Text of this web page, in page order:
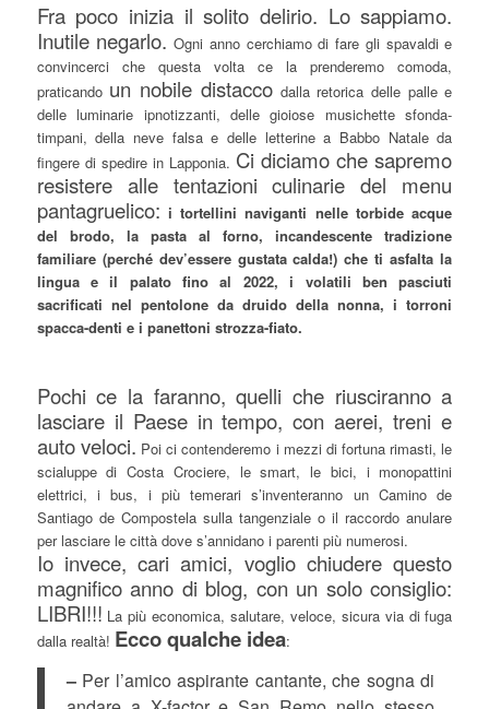
Fra poco inizia il solito delirio. Lo sappiamo.
Inutile negarlo. Ogni anno cerchiamo di fare gli spavaldi e
convincerci che questa volta ce la prenderemo comoda,
praticando un nobile distaccodalla retorica delle palle e
delle luminarie ipnotizzanti, delle gioiose musichette sfonda-
timpani, della neve falsa e delle letterine a Babbo Natale da
fingere di spedire in Lapponia. Ci diciamo che sapremo
resistere alle tentazioni culinarie del menu
pantagruelico: i tortellini naviganti nelle torbide acque
del brodo, la pasta al forno, incandescente tradizione
familiare (perché dev’essere gustata calda!) che ti asfalta la
lingua e il palato fino al 2022, i volatili ben pasciuti
sacrificati nel pentolone da druido della nonna, i torroni
spacca-denti e i panettoni strozza-fiato.
Pochi ce la faranno, quelli che riusciranno a
lasciare il Paese in tempo, con aerei, treni e
auto veloci. Poi ci contenderemo i mezzi di fortuna rimasti, le
scialuppe di Costa Crociere, le smart, le bici, i monopattini
elettrici, i bus, i più temerari s’inventeranno un Camino de
Santiago de Compostela sulla tangenziale o il raccordo anulare
per lasciare le città dove s’annidano i parenti più numerosi.
Io invece, cari amici, voglio chiudere questo
magnifico anno di blog, con un solo consiglio:
LIBRI!!! La più economica, salutare, veloce, sicura via di fuga
dalla realtà! Ecco qualche idea:
–Per l’amico aspirante cantante, che sogna di